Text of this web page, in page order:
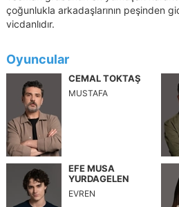
çoğunlukla arkadaşlarının peşinden
vicdanlıdır.
Oyuncular
CEMAL TOKTAŞ
MUSTAFA
EFE MUSA
YURDAGELEN
EVREN